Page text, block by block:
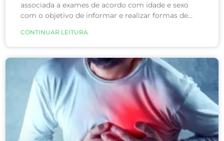
associada a exames de acordo com idade e sexo
com o objetivo de informar e realizar formas de
diagnosticar doenças que já estão instaladas, porém
ainda não manifestadas (como colesterol alto,
diabetes, hipertensão e câncer) cujo tratamento
impactará beneficamente na qualidade de vida das
pessoas.
CONTINUAR LEITURA